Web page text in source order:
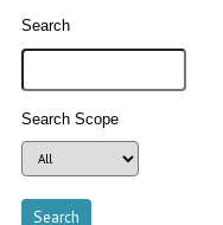
Search
Search Scope